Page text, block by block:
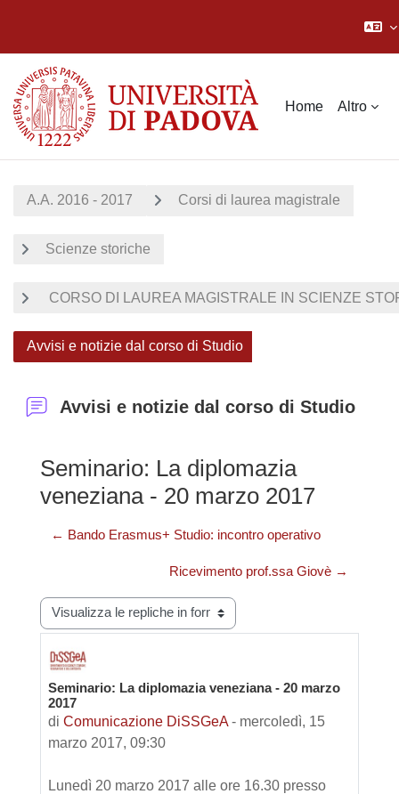
Home Altro
A.A. 2016 - 2017 Corsi di laurea magistrale
Scienze storiche
CORSO DI LAUREA MAGISTRALE IN SCIENZE
Avvisi e notizie dal corso di Studio
Avvisi e notizie dal corso di Studio
Seminario: La diplomazia
veneziana - 20 marzo 2017
← Bando Erasmus+ Studio: incontro operativo
Ricevimento prof.ssa Giovè →
Modalità visualizzazione
Seminario: La diplomazia veneziana - 20 marzo
2017
di Comunicazione DiSSGeA - mercoledì, 15
marzo 2017, 09:30
Numero di risposte: 0
Lunedì 20 marzo 2017 alle ore 16.30 presso